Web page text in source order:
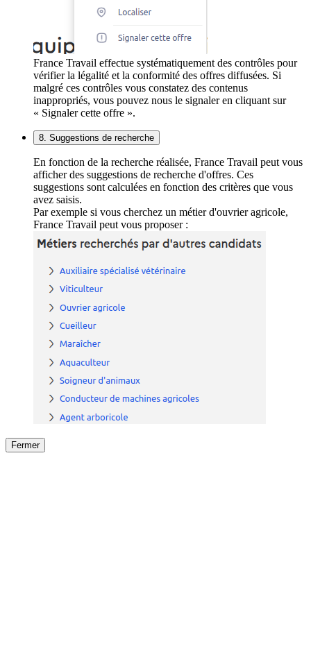
France Travail effectue systématiquement des contrôles pour
vérifier la légalité et la conformité des offres diffusées. Si
malgré ces contrôles vous constatez des contenus
inappropriés, vous pouvez nous le signaler en cliquant sur
« Signaler cette offre ».
8. Suggestions de recherche
En fonction de la recherche réalisée, France Travail peut vous
afficher des suggestions de recherche d'offres. Ces
suggestions sont calculées en fonction des critères que vous
avez saisis.
Par exemple si vous cherchez un métier d'ouvrier agricole,
France Travail peut vous proposer :
Fermer